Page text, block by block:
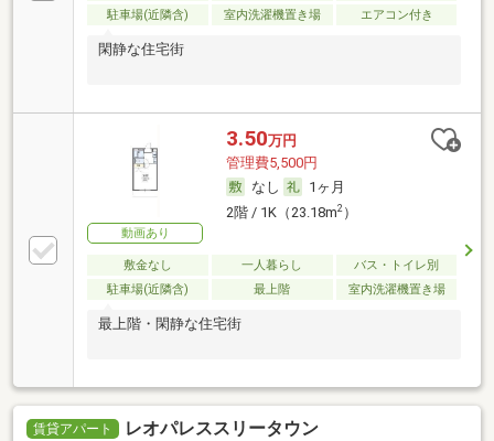
駐車場(近隣含)
室内洗濯機置き場 エアコン付き
閑静な住宅街
動画あり
3.50万円
管理費5,500円
なし
1ヶ月
2階 / 1K（23.18m2）
敷金なし 一人暮らし
バス・トイレ別
駐車場(近隣含)
最上階 室内洗濯機置き場
最上階・閑静な住宅街
賃貸アパート レオパレススリータウン